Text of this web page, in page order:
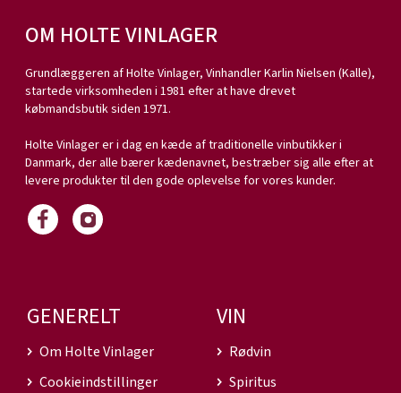
OM HOLTE VINLAGER
Grundlæggeren af Holte Vinlager, Vinhandler Karlin Nielsen (Kalle),
startede virksomheden i 1981 efter at have drevet
købmandsbutik siden 1971.
Holte Vinlager er i dag en kæde af traditionelle vinbutikker i
Danmark, der alle bærer kædenavnet, bestræber sig alle efter at
levere produkter til den gode oplevelse for vores kunder.
GENERELT
Om Holte Vinlager
Cookieindstillinger
VIN
Rødvin
Spiritus